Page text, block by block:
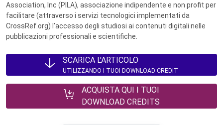
Association, Inc (PILA), associazione indipendente e non profit per
facilitare (attraverso i servizi tecnologici implementati da
CrossRef.org) l’accesso degli studiosi ai contenuti digitali nelle
pubblicazioni professionali e scientifiche.
SCARICA L'ARTICOLO
UTILIZZANDO I TUOI DOWNLOAD CREDIT
ACQUISTA QUI I TUOI
DOWNLOAD CREDITS